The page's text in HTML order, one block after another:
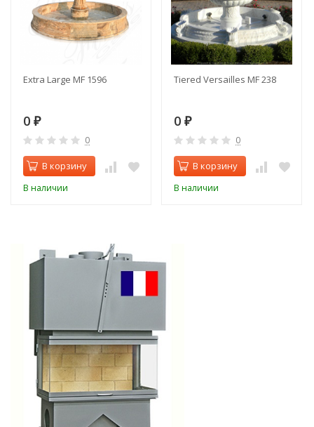
Extra Large MF 1596
0 ₽
0
В корзину
В наличии
Tiered Versailles MF 238
0 ₽
0
В корзину
В наличии